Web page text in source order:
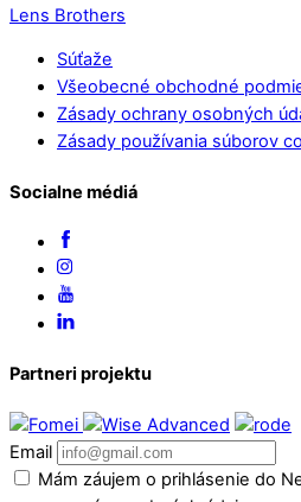
Lens Brothers
Súťaže
Všeobecné obchodné
Zásady ochrany osobných
Zásady používania súborov
Socialne médiá
Partneri projektu
Email
Mám záujem o prihlásenie do